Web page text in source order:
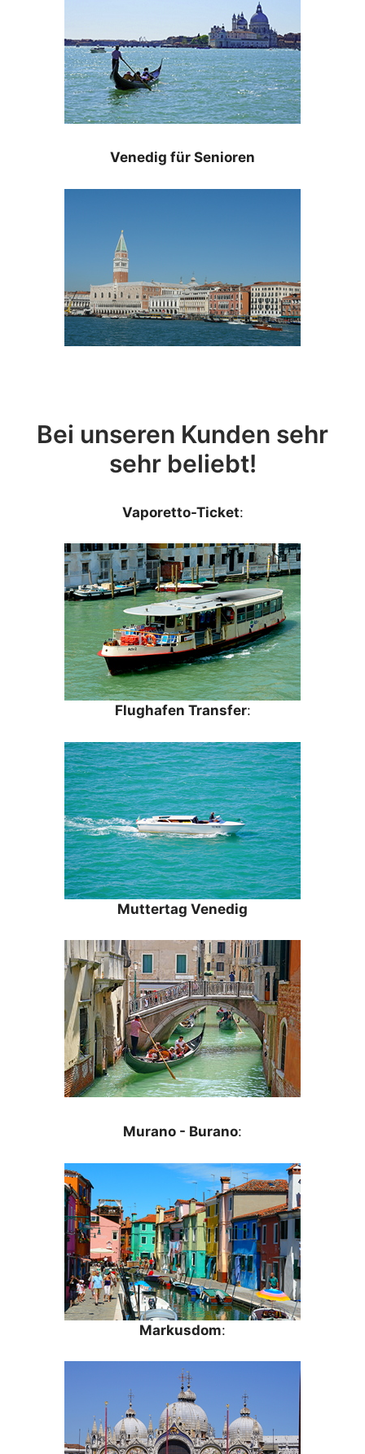
Venedig für Senioren
Bei unseren Kunden sehr
sehr beliebt!
Vaporetto-Ticket:
Flughafen Transfer:
Muttertag Venedig
Murano - Burano:
Markusdom: